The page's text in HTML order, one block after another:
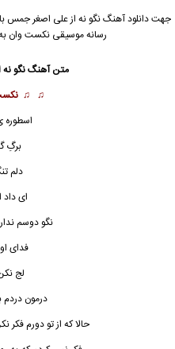
رسانه موسیقی نکست وان
متن آهنگ نگو
♫ ♫
برگِ
دلم
ای داد
نگو دوسم
فدای
لج
درمون دردم
حالا که از تو دورم